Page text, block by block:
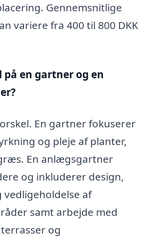
Gennemsnitlige
variere fra 400 til 800 DKK
på en gartner og en
En gartner fokuserer
og pleje af planter,
En anlægsgartner
og inkluderer design,
af
samt arbejde med
og